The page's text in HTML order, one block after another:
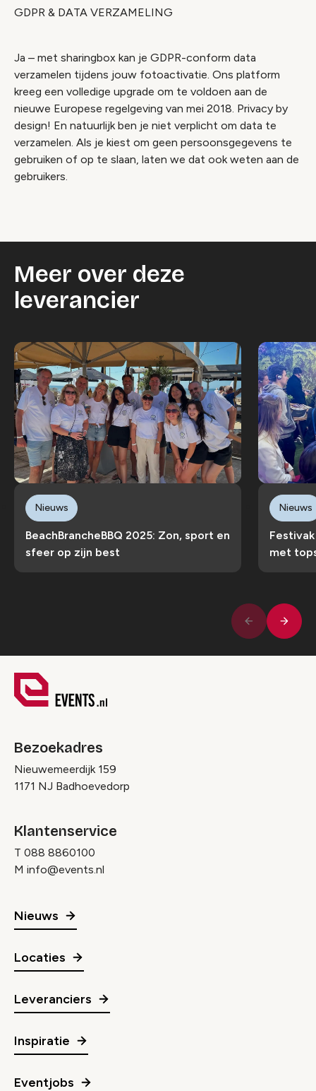
GDPR & DATA VERZAMELING
Ja – met sharingbox kan je GDPR-conform data
verzamelen tijdens jouw fotoactivatie. Ons platform
kreeg een volledige upgrade om te voldoen aan de
nieuwe Europese regelgeving van mei 2018. Privacy by
design! En natuurlijk ben je niet verplicht om data te
verzamelen. Als je kiest om geen persoonsgegevens te
gebruiken of op te slaan, laten we dat ook weten aan de
gebruikers.
Video geblokkeerd
Wijzig cookie instellingen
Meer over deze
leverancier
BeachBrancheBBQ 2025: Zon, sport en
sfeer op zijn best
Nieuws
met
Nieuws
Vorige
Bezoekadres
Nieuwemeerdijk 159
1171 NJ Badhoevedorp
Klantenservice
T 088 8860100
M info@events.nl
Nieuws
Locaties
Leveranciers
Inspiratie
Eventjobs